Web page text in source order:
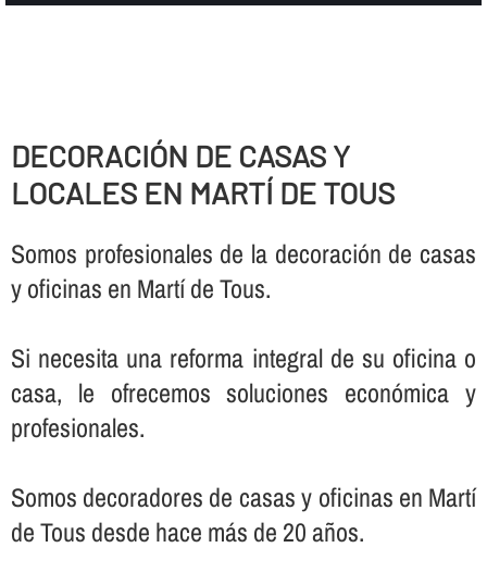
DECORACIÓN DE CASAS Y
LOCALES EN MARTÍ DE TOUS
Somos profesionales de la decoración de casas
y oficinas en Martí de Tous.
Si necesita una reforma integral de su oficina o
casa, le ofrecemos soluciones económica y
profesionales.
Somos decoradores de casas y oficinas en Martí
de Tous desde hace más de 20 años.